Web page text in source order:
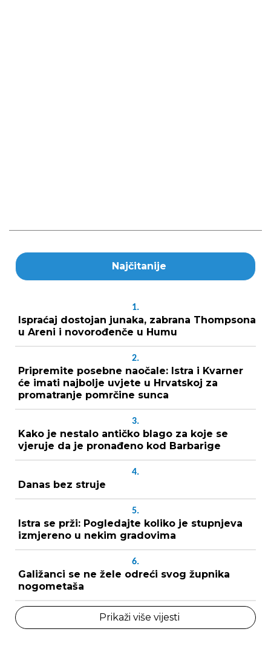
Najčitanije
1.
Ispraćaj dostojan junaka, zabrana Thompsona
u Areni i novorođenče u Humu
2.
Pripremite posebne naočale: Istra i Kvarner
će imati najbolje uvjete u Hrvatskoj za
promatranje pomrčine sunca
3.
Kako je nestalo antičko blago za koje se
vjeruje da je pronađeno kod Barbarige
4.
Danas bez struje
5.
Istra se prži: Pogledajte koliko je stupnjeva
izmjereno u nekim gradovima
6.
Galižanci se ne žele odreći svog župnika
nogometaša
Prikaži više vijesti